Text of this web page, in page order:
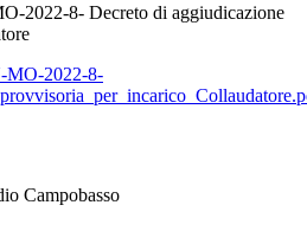
2022-8- Decreto di aggiudicazione
MO-2022-8-
Campobasso